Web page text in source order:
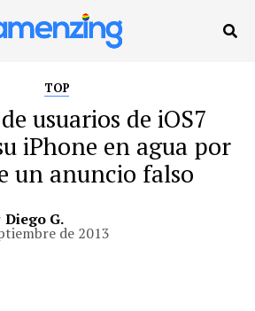
TOP
usuarios de iOS7
iPhone en agua por
un anuncio falso
Diego G.
de 2013